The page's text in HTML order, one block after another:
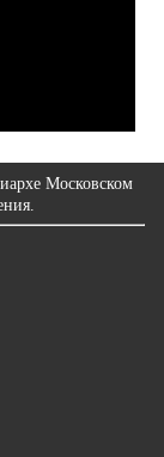
Московском